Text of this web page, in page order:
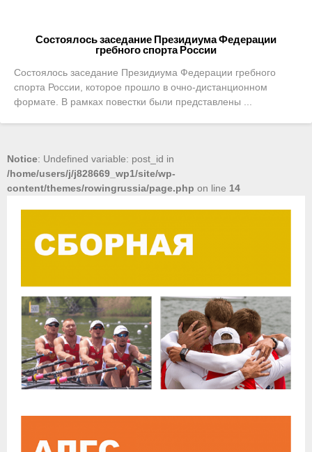
Фото
Пресса о нас
- Пресса о ФГСР в 2015
- Пресса о ФГСР в 2016
Grand Moscow Regatta (GMR)
Состоялось заседание Президиума Федерации
гребного спорта России
Состоялось заседание Президиума Федерации гребного
спорта России, которое прошло в очно-дистанционном
формате. В рамках повестки были представлены ...
Notice: Undefined variable: post_id in
/home/users/j/j828669_wp1/site/wp-
content/themes/rowingrussia/page.php on line 14